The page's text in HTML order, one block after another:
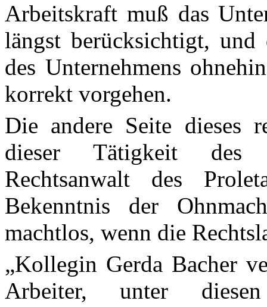
Arbeitskraft muß das
längst berücksichtigt,
des Unternehmens
korrekt vorgehen.
Die andere Seite dieses
dieser Tätigkeit des
Rechtsanwalt des
Bekenntnis der
machtlos, wenn die
„Kollegin Gerda Bacher
Arbeiter, unter